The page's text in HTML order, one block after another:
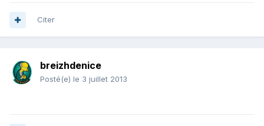
Citer
breizhdenice
Posté(e) le 3 juillet 2013